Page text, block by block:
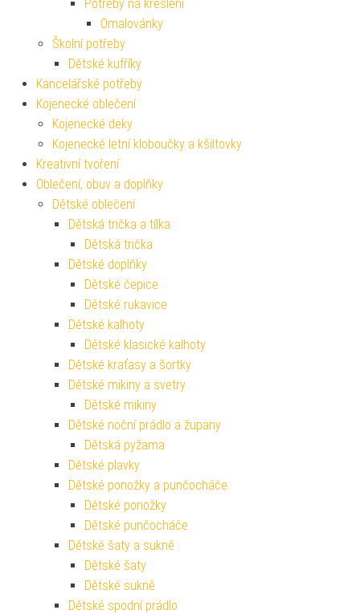
Potřeby na kreslení
Omalovánky
Školní potřeby
Dětské kufříky
Kancelářské potřeby
Kojenecké oblečení
Kojenecké deky
Kojenecké letní kloboučky a kšiltovky
Kreativní tvoření
Oblečení, obuv a doplňky
Dětské oblečení
Dětská trička a tílka
Dětská trička
Dětské doplňky
Dětské čepice
Dětské rukavice
Dětské kalhoty
Dětské klasické kalhoty
Dětské kraťasy a šortky
Dětské mikiny a svetry
Dětské mikiny
Dětské noční prádlo a župany
Dětská pyžama
Dětské plavky
Dětské ponožky a punčocháče
Dětské ponožky
Dětské punčocháče
Dětské šaty a sukně
Dětské šaty
Dětské sukně
Dětské spodní prádlo